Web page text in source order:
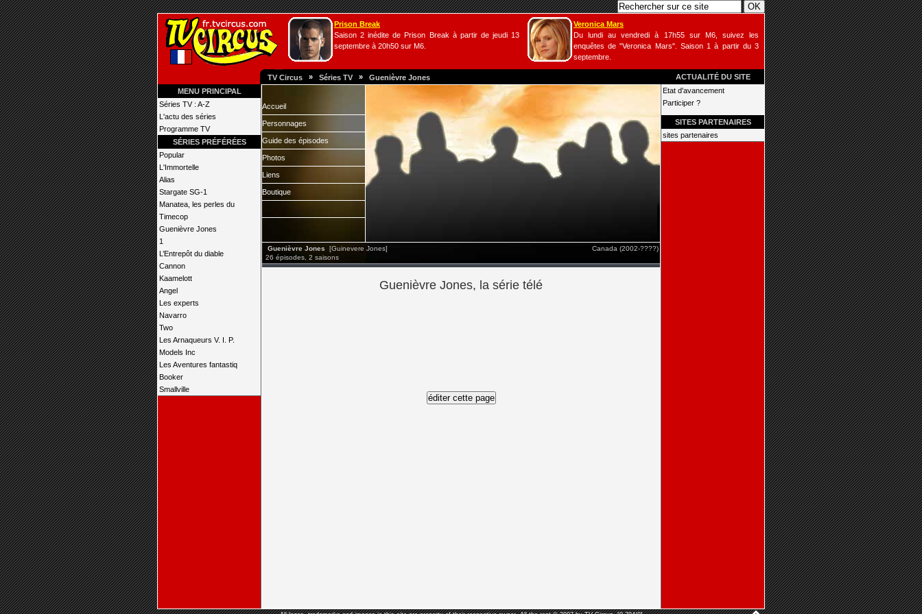
Prison Break
Saison 2 inédite de Prison Break à partir de jeudi 13
septembre à 20h50 sur M6.
Veronica Mars
Du lundi au vendredi à 17h55 sur M6, suivez les
enquêtes de "Veronica Mars". Saison 1 à partir du 3
septembre.
TV Circus » Séries TV » Guenièvre Jones
ACTUALITÉ DU SITE
MENU PRINCIPAL
Séries TV : A-Z
L'actu des séries
Programme TV
SÉRIES PRÉFÉRÉES
Popular
L'Immortelle
Alias
Stargate SG-1
Manatea, les perles du
Timecop
Guenièvre Jones
1
L’Entrepôt du diable
Cannon
Kaamelott
Angel
Les experts
Navarro
Two
Les Arnaqueurs V. I. P.
Models Inc
Les Aventures fantastiq
Booker
Smallville
Accueil
Personnages
Guide des épisodes
Photos
Liens
Boutique
Guenièvre Jones
[Guinevere Jones]
26 épisodes, 2 saisons
Canada (2002-????)
Guenièvre Jones, la série télé
Etat d'avancement
Participer ?
SITES PARTENAIRES
sites partenaires